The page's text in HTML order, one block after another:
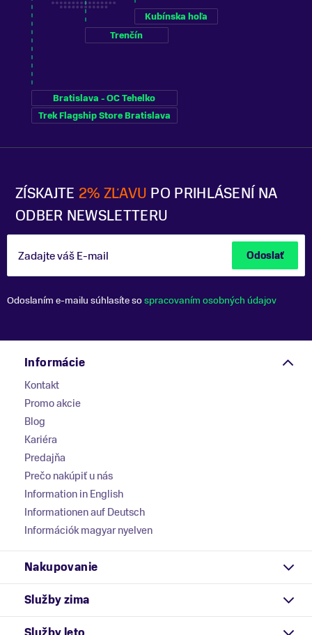
ZÍSKAJTE 2% ZĽAVU PO PRIHLÁSENÍ NA
ODBER NEWSLETTERU
Zadajte váš E-mail Odoslať
Odoslaním e-mailu súhlasíte sospracovaním osobných údajov
Bratislava - OC Tehelko
Trek Flagship Store Bratislava
Trenčín
Kubínska hoľa
Informácie
Kontakt
Promo akcie
Blog
Kariéra
Predajňa
Prečo nakúpiť u nás
Information in English
Informationen auf Deutsch
Információk magyar nyelven
Nakupovanie
Služby zima